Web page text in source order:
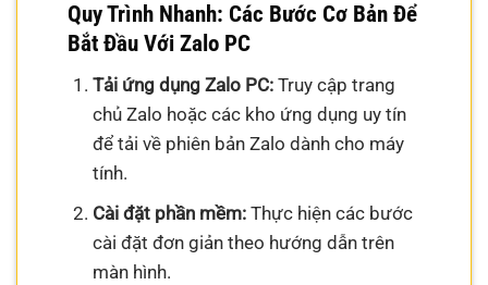
Quy Trình Nhanh: Các Bước Cơ Bản Để
Bắt Đầu Với Zalo PC
Tải ứng dụng Zalo PC:Truy cập trang
chủ Zalo hoặc các kho ứng dụng uy tín
để tải về phiên bản Zalo dành cho máy
tính.
Cài đặt phần mềm:Thực hiện các bước
cài đặt đơn giản theo hướng dẫn trên
màn hình.